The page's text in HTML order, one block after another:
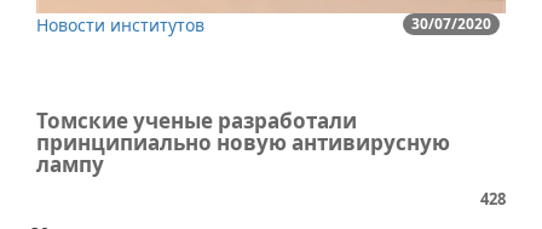
30/07/2020
Новости институтов
Томские ученые разработали
принципиально новую антивирусную
лампу
428